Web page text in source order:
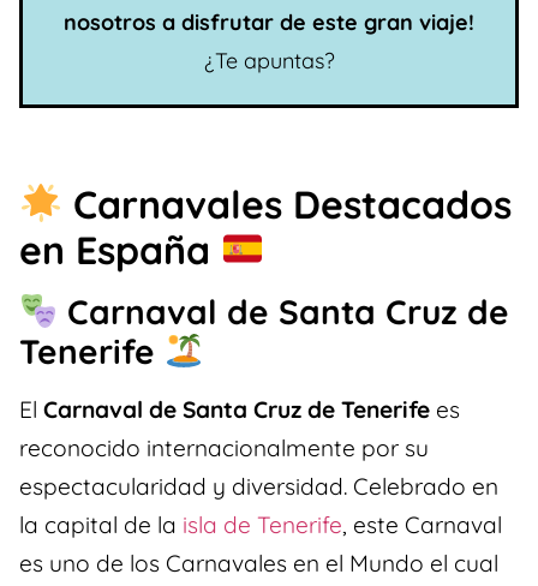
nosotros a disfrutar de este gran viaje!
¿Te apuntas?
Carnavales Destacados
en España
Carnaval de Santa Cruz de
Tenerife
El Carnaval de Santa Cruz de Tenerife es
reconocido internacionalmente por su
espectacularidad y diversidad. Celebrado en
la capital de la isla de Tenerife, este Carnaval
es uno de los Carnavales en el Mundo el cual